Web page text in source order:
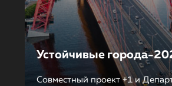
Устойчивые города-
Совместный проект +1 и